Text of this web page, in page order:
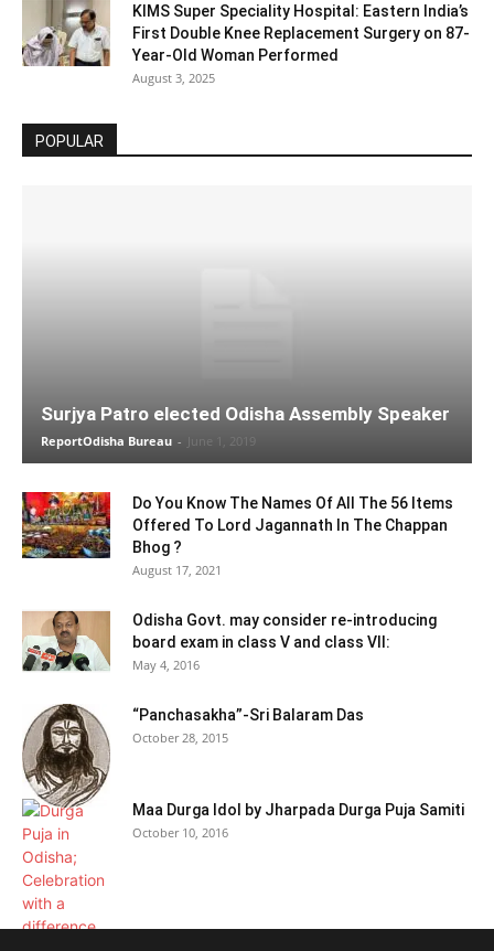
KIMS Super Speciality Hospital: Eastern India’s
First Double Knee Replacement Surgery on 87-
Year-Old Woman Performed
August 3, 2025
POPULAR
Surjya Patro elected Odisha Assembly Speaker
ReportOdisha Bureau - June 1, 2019
Do You Know The Names Of All The 56 Items
Offered To Lord Jagannath In The Chappan
Bhog ?
August 17, 2021
Odisha Govt. may consider re-introducing
board exam in class V and class VII:
May 4, 2016
“Panchasakha”-Sri Balaram Das
October 28, 2015
Maa Durga Idol by Jharpada Durga Puja Samiti
October 10, 2016